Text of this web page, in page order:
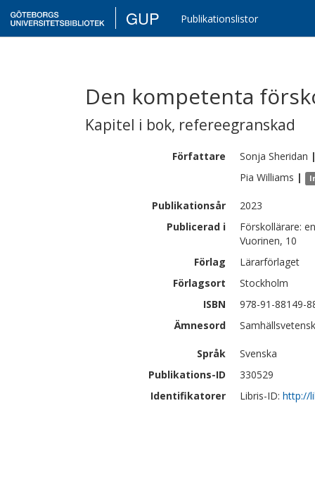
GUP Publikationslistor
Den kompetenta
Kapitel i bok, refereegranskad
Författare Sonja Sheridan
Pia Williams |
Publikationsår
2023
Publicerad i
Förskollärare:
Vuorinen, 10
Förlag
Lärarförlaget
Förlagsort
Stockholm
ISBN
978-91-88149-
Ämnesord
Språk
Svenska
Publikations-ID
330529
Identifikatorer
Libris-ID: http://